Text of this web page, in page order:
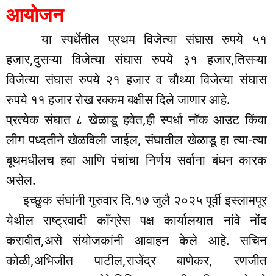
आयोजन
या स्पर्धेतील प्रथम विजेत्या संघास रुपये ५१
हजार,दुसऱ्या विजेत्या संघास रुपये ३१ हजार,तिसऱ्या
विजेत्या संघास रुपये २१ हजार व चौथ्या विजेत्या संघास
रुपये ११ हजार रोख रक्कम बक्षीस दिले जाणार आहे.
प्रत्येक संघात ८ खेळाडू हवेत,ही स्पर्धा नॉक आउट किंवा
लीग पध्दतीने खेळविली जाईल, संघातील खेळाडू हा त्या-त्या
बूथमधीलच हवा आणि पंचांचा निर्णय सर्वाना बंधन कारक
असेल.
इच्छुक संघांनी गुरुवार दि.१७ जुलै २०२५ पूर्वी इस्लामपूर
येथील राष्ट्रवादी काँग्रेस पक्ष कार्यालयात नांवे नोंद
करावीत,असे संयोजकांनी आवाहन केले आहे. सचिन
कोळी,अभिजीत पाटील,राजेंद्र बाणेकर, रणजीत